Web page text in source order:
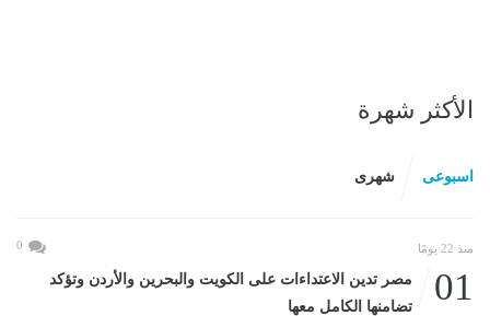
الأكثر شهرة
اسبوعى شهرى
منذ 22 يومًا 0
01
مصر تدين الاعتداءات على الكويت والبحرين والأردن وتؤكد
تضامنها الكامل معها